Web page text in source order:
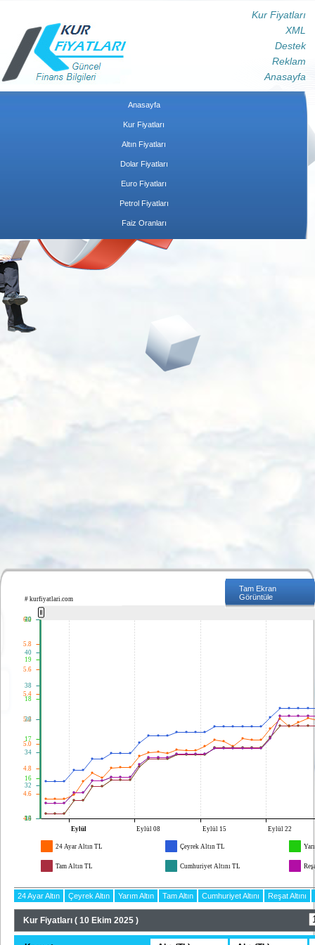
Kur Fiyatları
XML
Destek
Reklam
Anasayfa
Anasayfa
Kur Fiyatları
Altın Fiyatları
Dolar Fiyatları
Euro Fiyatları
Petrol Fiyatları
Faiz Oranları
Tam Ekran
Görüntüle
24 Ayar Altın Çeyrek Altın Yarım Altın Tam Altın Cumhuriyet Altını Reşat Altını
Kur Fiyatları ( 10 Ekim 2025 )